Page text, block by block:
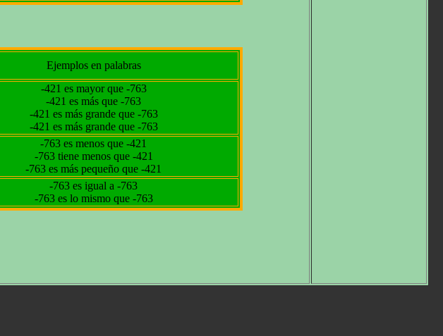
Ejemplos en palabras
-421 es mayor que -763
-421 es más que -763
-421 es más grande que -763
-421 es más grande que -763
-763 es menos que -421
-763 tiene menos que -421
-763 es más pequeño que -421
-763 es igual a -763
-763 es lo mismo que -763